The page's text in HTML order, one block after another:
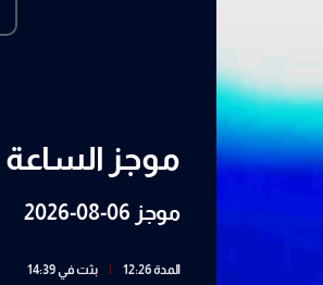
موجز الساعة 5:30
موجز 06-08-2026
المدة 12:26 بثت في 14:39